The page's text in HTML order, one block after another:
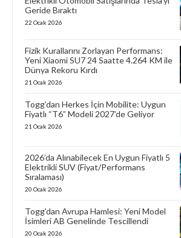
Geride Bıraktı
22 Ocak 2026
Fizik Kurallarını Zorlayan Performans:
Yeni Xiaomi SU7 24 Saatte 4.264 KM ile
Dünya Rekoru Kırdı
21 Ocak 2026
Togg’dan Herkes İçin Mobilite: Uygun
Fiyatlı “T6” Modeli 2027’de Geliyor
21 Ocak 2026
2026’da Alınabilecek En Uygun Fiyatlı 5
Elektrikli SUV (Fiyat/Performans
Sıralaması)
20 Ocak 2026
Togg’dan Avrupa Hamlesi: Yeni Model
İsimleri AB Genelinde Tescillendi
20 Ocak 2026